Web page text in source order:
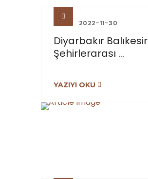
2022-11-30
Diyarbakır Balıkesir
Şehirlerarası ...
YAZIYI OKU